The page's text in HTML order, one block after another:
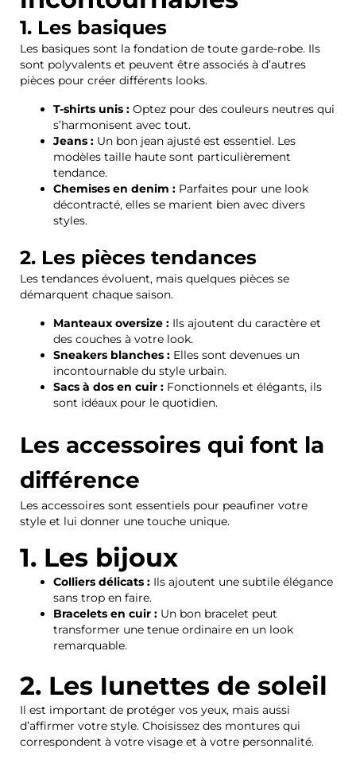
1. Les basiques
Les basiques sont la fondation de toute garde-robe. Ils
sont polyvalents et peuvent être associés à d’autres
pièces pour créer différents looks.
T-shirts unis : Optez pour des couleurs neutres qui
s’harmonisent avec tout.
Jeans : Un bon jean ajusté est essentiel. Les
modèles taille haute sont particulièrement
tendance.
Chemises en denim : Parfaites pour une look
décontracté, elles se marient bien avec divers
styles.
2. Les pièces tendances
Les tendances évoluent, mais quelques pièces se
démarquent chaque saison.
Manteaux oversize : Ils ajoutent du caractère et
des couches à votre look.
Sneakers blanches : Elles sont devenues un
incontournable du style urbain.
Sacs à dos en cuir : Fonctionnels et élégants, ils
sont idéaux pour le quotidien.
Les accessoires qui font la
différence
Les accessoires sont essentiels pour peaufiner votre
style et lui donner une touche unique.
1. Les bijoux
Colliers délicats : Ils ajoutent une subtile élégance
sans trop en faire.
Bracelets en cuir : Un bon bracelet peut
transformer une tenue ordinaire en un look
remarquable.
2. Les lunettes de soleil
Il est important de protéger vos yeux, mais aussi
d’affirmer votre style. Choisissez des montures qui
correspondent à votre visage et à votre personnalité.